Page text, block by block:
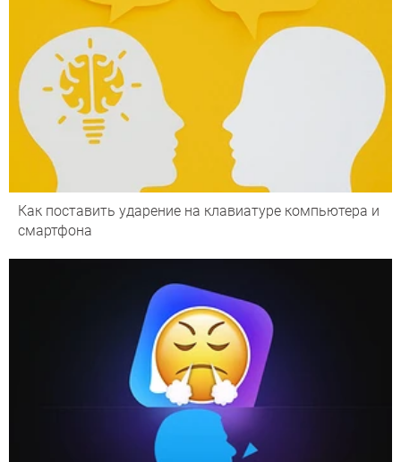
Как поставить ударение на клавиатуре компьютера и
смартфона